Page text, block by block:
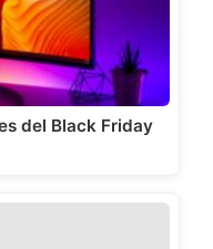
del Black Friday